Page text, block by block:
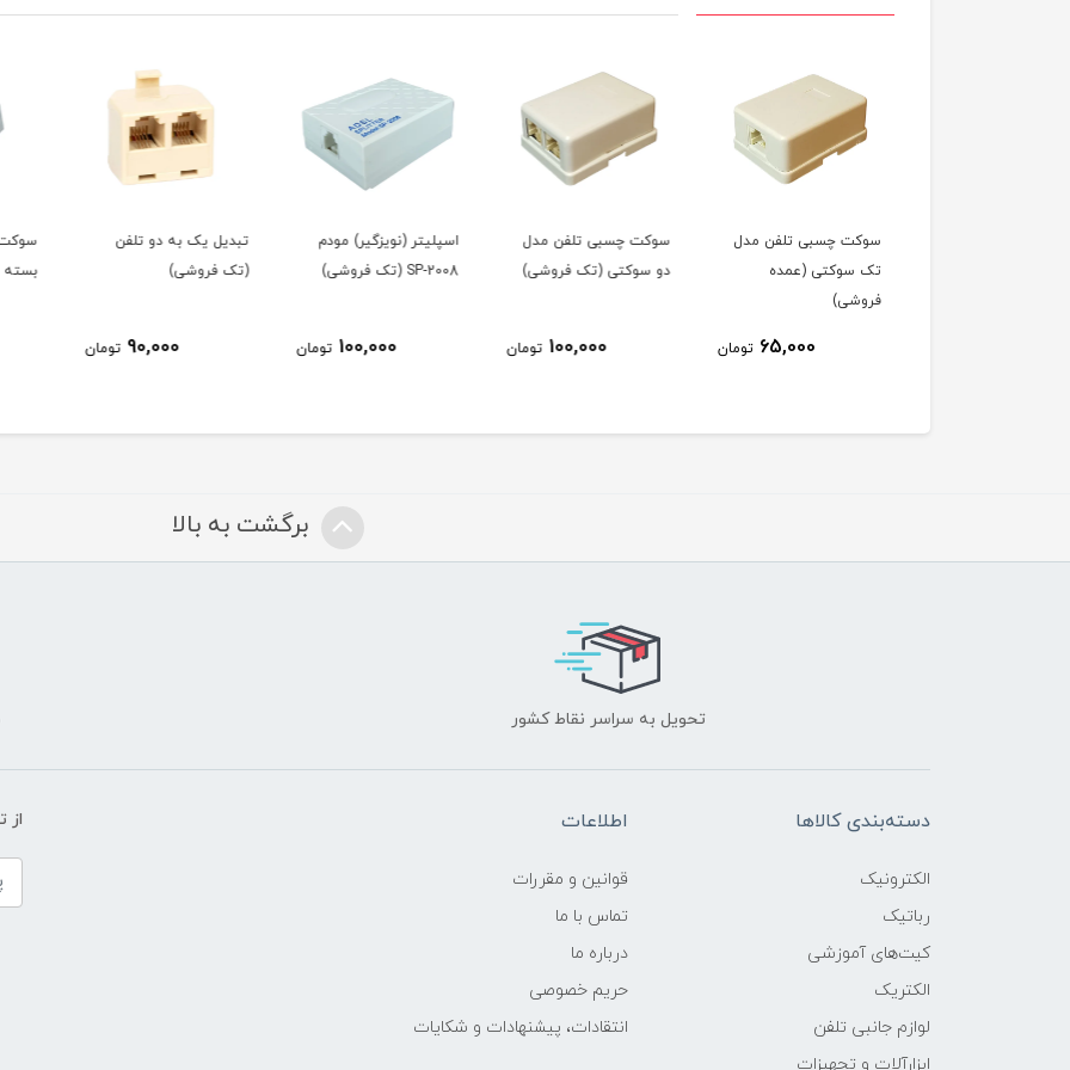
سوکت چسبی تلفن مدل
دو سوکتی (تک فروشی)
100,000 تومان
اسپلیتر (نویزگیر) مودم
SP-2008 (تک فروشی)
100,000 تومان
تبدیل یک به دو تلفن
(تک فروشی)
90,000 تومان
سوکت خط تلفن 2 پین
بسته 100 عددی
250,000 تومان
تک
برگشت به بالا
تحویل به سراسر نقاط کشور
دسته‌بندی کالاها
الکترونیک
رباتیک
کیت‌های آموزشی
الکتریک
لوازم جانبی تلفن
ابزارآلات و تجهیزات
اطلاعات
قوانين و مقررات
تماس با ما
درباره ما
حریم خصوصی
انتقادات، پیشنهادات و شکایات
از